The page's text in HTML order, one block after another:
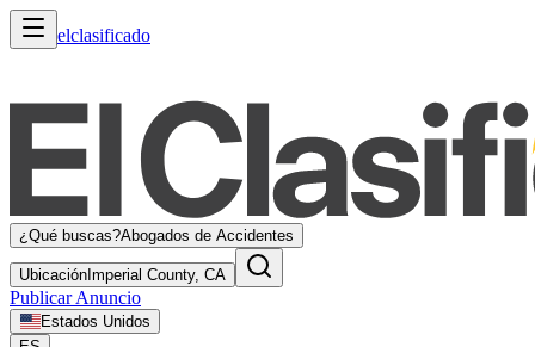
elclasificado
¿Qué buscas?Abogados de Accidentes
Ubicación Imperial County, CA
Publicar Anuncio
Estados Unidos